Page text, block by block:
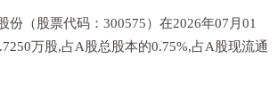
份（股票代码：300575）在2026年07月01
万股,占A股总股本的0.75%,占A股现流通